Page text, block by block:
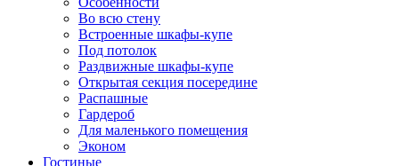
Во всю стену
Встроенные шкафы-купе
Под потолок
Раздвижные шкафы-купе
Открытая секция посередине
Распашные
Гардероб
Для маленького помещения
Эконом
Гостиные